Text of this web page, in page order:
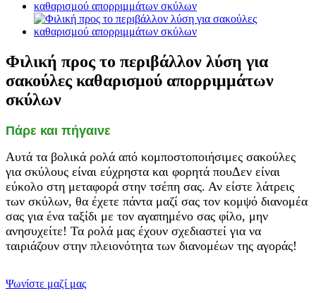
Φιλική προς το περιβάλλον λύση για
σακούλες καθαρισμού απορριμμάτων
σκύλων
Πάρε και πήγαινε
Αυτά τα βολικά ρολά από κομποστοποιήσιμες σακούλες
για σκύλους είναι εύχρηστα και φορητά πουΔεν είναι
εύκολο στη μεταφορά στην τσέπη σας. Αν είστε λάτρεις
των σκύλων, θα έχετε πάντα μαζί σας τον κομψό διανομέα
σας για ένα ταξίδι με τον αγαπημένο σας φίλο, μην
ανησυχείτε! Τα ρολά μας έχουν σχεδιαστεί για να
ταιριάζουν στην πλειονότητα των διανομέων της αγοράς!
Ψωνίστε μαζί μας